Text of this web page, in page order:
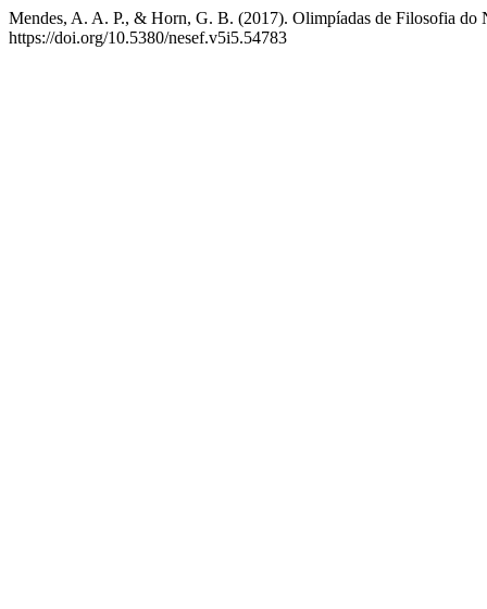
Mendes, A. A. P., & Horn, G. B. (2017). Olimpíadas de Filosofia
https://doi.org/10.5380/nesef.v5i5.54783